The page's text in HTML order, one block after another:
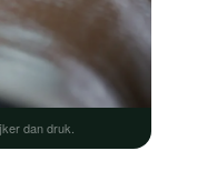
dan druk.